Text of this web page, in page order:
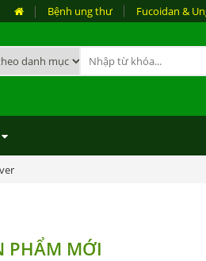
Bệnh ung thư Fucoidan &
PHẨM MỚI